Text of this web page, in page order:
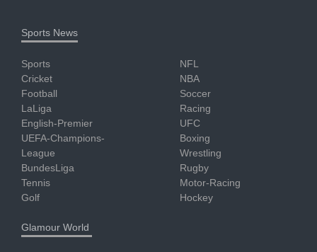
Sports News
Sports
Cricket
Football
LaLiga
English-Premier
UEFA-Champions-
League
BundesLiga
Tennis
Golf
NFL
NBA
Soccer
Racing
UFC
Boxing
Wrestling
Rugby
Motor-Racing
Hockey
Glamour World